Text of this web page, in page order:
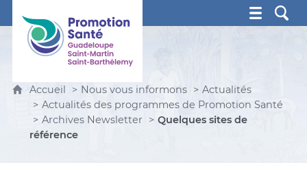
Promotion Santé Guadeloupe, Saint-Martin, Saint
Accueil Nous vous informons
Actualités
Actualités des programmes de Promotion Santé
Archives Newsletter
Quelques sites de
référence